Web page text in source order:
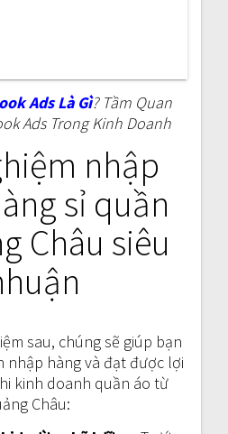
Ads Là Gì? Tầm Quan
Ads Trong Kinh Doanh
nhập
sỉ quần
Châu siêu
sau, chúng sẽ giúp bạn
hàng và đạt được lợi
kinh doanh quần áo từ
Châu: